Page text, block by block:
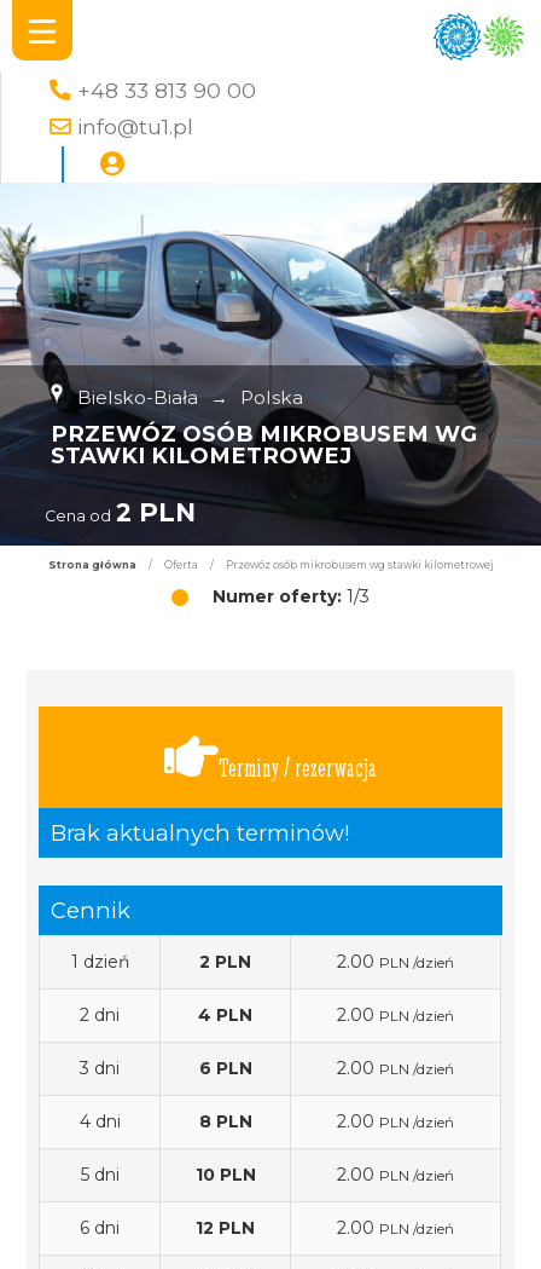
+48 33 813 90 00
info@tu1.pl
Bielsko-Biała → Polska
PRZEWÓZ OSÓB MIKROBUSEM WG
STAWKI KILOMETROWEJ
Cena od 2 PLN
Strona główna / Oferta / Przewóz osób mikrobusem wg stawki kilometrowej
Numer oferty: 1/3
Terminy / rezerwacja
Brak aktualnych terminów!
Cennik
1 dzień 2 PLN 2.00 PLN /dzień
2 dni 4 PLN 2.00 PLN /dzień
3 dni 6 PLN 2.00 PLN /dzień
4 dni 8 PLN 2.00 PLN /dzień
5 dni 10 PLN 2.00 PLN /dzień
6 dni 12 PLN 2.00 PLN /dzień